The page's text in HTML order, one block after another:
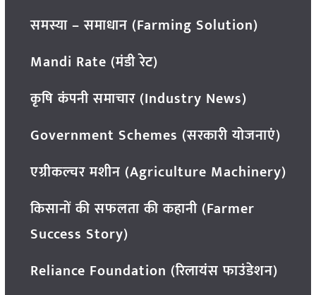
समस्या – समाधान (Farming Solution)
Mandi Rate (मंडी रेट)
कृषि कंपनी समाचार (Industry News)
Government Schemes (सरकारी योजनाएं)
एग्रीकल्चर मशीन (Agriculture Machinery)
किसानों की सफलता की कहानी (Farmer
Success Story)
Reliance Foundation (रिलायंस फाउंडेशन)